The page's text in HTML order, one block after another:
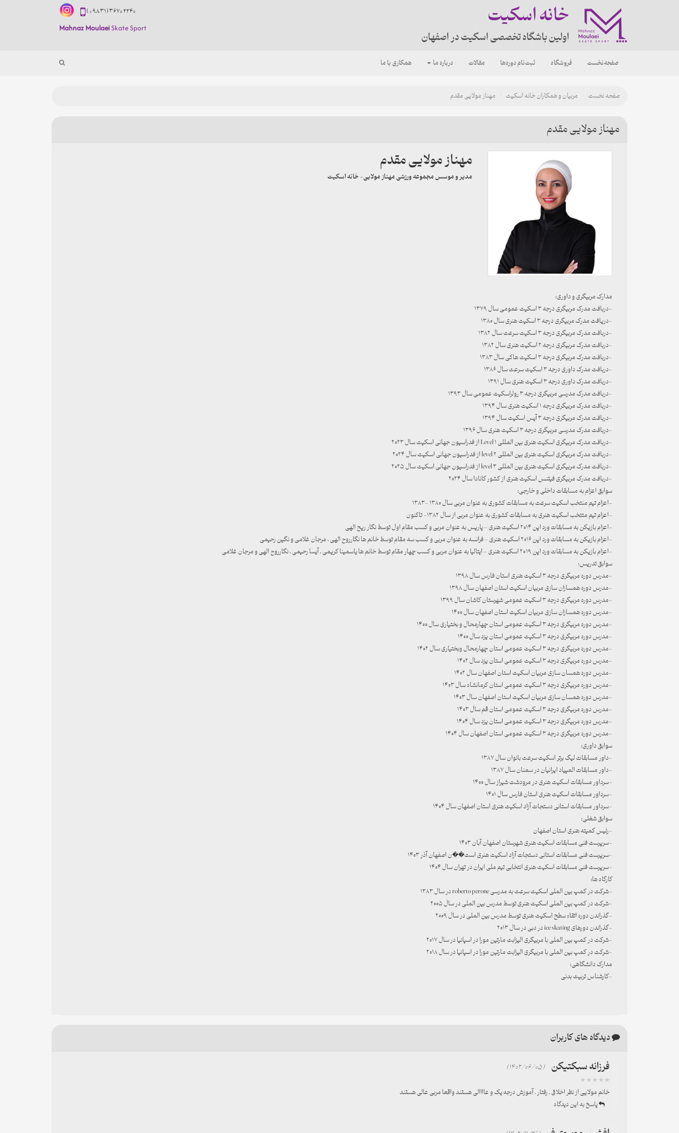
خانه اسکیت
اولین باشگاه تخصصی اسکیت در اصفهان
(+98 31) 3670 2240
Mahnaz Moulaei Skate Sport
صفحه‌نخست فروشگاه ثبت‌نام دوره‌ها مقالات درباره ما همکاری با ما
صفحه نخست مربیان و همکاران خانه اسکیت مهناز مولایی مقدم
مهناز مولایی مقدم
مهناز مولایی مقدم
مدیر و موسس مجموعه ورزشی مهناز مولایی- خانه اسکیت
مدارک مربیگری و داوری:
-دربافت مدرک مربیگری درجه ۳ اسکیت عمومی سال ۱۳۷۹
-دریافت مدرک مربیگری درجه ۳ اسکیت هنری سال ۱۳۸۰
-دربافت مدرک مربیگری درجه ۳ اسکیت سرعت سال ۱۳۸۲
-دربافت مدرک مربیگری درجه ۲ اسکیت هنری سال ۱۳۸۲
-دربافت مدرک مربیگری درجه ۳ اسکیت هاکی سال ۱۳۸۳
-دربافت مدرک داوری درجه ۳ اسکیت سرعت سال ۱۳۸۶
-دربافت مدرک داوری درجه ۳ اسکیت هنری سال ۱۳۹۱
-دربافت مدرک مدرسی مربیگری درجه ۳ رولراسکیت عمومی سال ۱۳۹۳
-دربافت مدرک مربیگری درجه ۱ اسکیت هنری سال ۱۳۹۴
-دربافت مدرک مربیگری درجه ۳ آیس اسکیت سال ۱۳۹۴
-دربافت مدرک مدرسی مربیگری درجه ۳ اسکیت هنری سال ۱۳۹۶
-دربافت مدرک مربیگری اسکیت هنری بین المللی Level 1 از فدراسیون جهانی اسکیت سال ۲۰۲۳
-دربافت مدرک مربیگری اسکیت هنری بین المللی level 2 از فدراسیون جهانی اسکیت سال ۲۰۲۴
-دربافت مدرک مربیگری اسکیت هنری بین المللی level 3 از فدراسیون جهانی اسکیت سال ۲۰۲۵
-دربافت مدرک مربیگری فیتنس اسکیت هنری از کشور کانادا سال ۲۰۲۴
سوابق اعزام به مسابقات داخلی و خارجی:
-اعزام تیم منتخب اسکیت سرعت به مسابقات کشوری به عنوان مربی سال ۱۳۸۰ -۱۳۸۳
-اعزام تیم متتخب اسکیت هنری به مسابقات کشوری به عنوان مربی از سال ۱۳۸۲- تاکنون
-اعزام بازیکن به مسابقات ورد اپن ۲۰۱۴ اسکیت هنری - پاریس به عنوان مربی و کسب مقام اول توسط نگار رپح الهی
-اعزام بازیکن به مسابقات ورد اپن ۲۰۱۶ اسکیت هنری - فرانسه به عنوان مربی و کسب سه مقام توسط خانم ها نگارروح الهی ، مرجان غلامی و نگین رحیمی
-اعزام بازیکن به مسابقات ورد اپن 2019 اسکیت هنری - ایتالیا به عنوان مربی و کسب چهار مقام توسط خانم ها یاسمینا کریمی ، آیسا رحیمی ، نگارروح الهی و مرجان غلامی
سوابق تدریس:
-مدرس دوره مربیگری درجه ۳ اسکیت هنری استان فارس سال ۱۳۹۸
-مدرس دوره همسازان سازی مربیان اسکیت استان اصفهان سال ۱۳۹۸
-مدرس دوره مربیگری درجه ۳ اسکیت عمومی شهرستان کاشان سال ۱۳۹۹
-مدرس دوره همسازان سازی مربیان اسکیت استان اصفهان سال ۱۴۰۰
-مدرس دوره مربیگری درجه ۳ اسکیت عمومی استان چهارمحال و بختیاری سال ۱۴۰۰
-مدرس دوره مربیگری درجه ۳ اسکیت عمومی استان یزد سال ۱۴۰۰
-مدرس دوره مربیگری درجه ۳ اسکیت عمومی استان چهارمحال وبختیاری سال ۱۴۰۲
-مدرس دوره مربیگری درجه ۳ اسکیت عمومی استان یزد سال ۱۴۰۲
-مدرس دوره همسان سازی مربیان اسکیت استان اصفهان سال ۱۴۰۲
-مدرس دوره مربیگری درجه ۳ اسکیت عمومی استان کرمانشاه سال ۱۴۰۳
-مدرس دوره همسان سازی مربیان اسکیت استان اصفهان سال ۱۴۰۳
-مدرس دوره مربیگری درجه ۳ اسکیت عمومی استان قم سال ۱۴۰۳
-مدرس دوره مربیگری درجه ۳ اسکیت عمومی استان یزد سال ۱۴۰۴
-مدرس دوره مربیگری درجه ۳ اسکیت عمومی استان اصفهان سال ۱۴۰۴
سوابق داوری:
-داور مسابقات لیگ برتر اسکیت سرعت بانوان سال ۱۳۸۷
-داور مسابقات المپیاد ایرانیان در سمنان سال ۱۳۸۷
-سرداور مسابقات اسکیت هنری در مرودشت شیراز سال ۱۴۰۰
-سرداور مسابقات اسکیت هنری استان فارس سال ۱۴۰۱
-سرداور مسابقات استانی دستجات آزاد اسکیت هنری استان اصفهان سال ۱۴۰۴
سوابق شغلی:
-رئیس کمیته هنری استان اصفهان
-سرپرست فنی مسابقات اسکیت هنری شهرستان اصفهان آبان ۱۴۰۳
-سرپرست فنی مسابقات استانی دستجات آزاد اسکیت هنری است��ن اصفهان آذر ۱۴۰۳
-سرپرست فنی مسابقات اسکیت هنری انتخابی تیم ملی ایران در تهران سال ۱۴۰۴
کارگاه ها:
-شرکت در کمپ بین الملی اسکیت سرعت به مدرسی roberto perone در سال ۱۳۸۳
-شرکت در کمپ بین الملی اسکیت هنری توسط مدرس بین الملی در سال ۲۰۰۵
-گذراندن دوره اتقاء سطح اسکیت هنری توسط مدرس بین الملی در سال ۲۰۰۹
-گذراندن دورهای ice skating در دبی در سال ۲۰۱۳
-شرکت در کمپ بین الملی با مربیگری الیزابت مارتین مورا در اسپانیا در سال ۲۰۱۷
-شرکت در کمپ بین الملی با مربیگری الیزابت مارتین مورا در اسپانیا در سال ۲۰۱۸
مدارک دانشگاهی:
-کارشناس تربیت بدنی
دیدگاه های کاربران
فرزانه سبکتیکن (1402/06/05)
خانم مولایی از نظر اخلاق . رفتار . آموزش درجه یک و عاااالی هستند واقعا مربی عالی هستند
پاسخ به این دیدگاه